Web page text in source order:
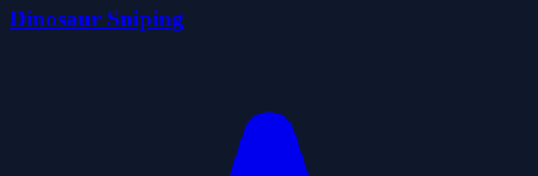
Dinosaur Sniping